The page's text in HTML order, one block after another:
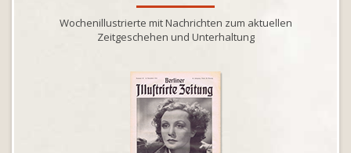
Wochenillustrierte mit Nachrichten zum aktuellen
Zeitgeschehen und Unterhaltung